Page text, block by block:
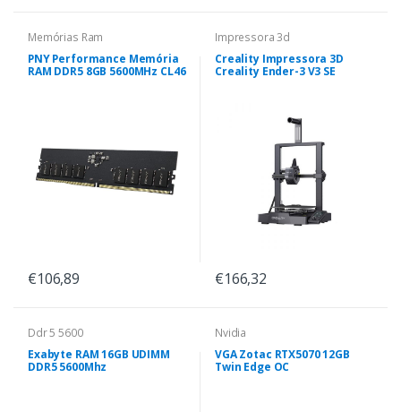
Memórias Ram
PNY Performance Memória
RAM DDR5 8GB 5600MHz CL46
€106,89
Impressora 3d
Creality Impressora 3D
Creality Ender-3 V3 SE
€166,32
Ddr 5 5600
Exabyte RAM 16GB UDIMM
DDR5 5600Mhz
Nvidia
VGA Zotac RTX5070 12GB
Twin Edge OC